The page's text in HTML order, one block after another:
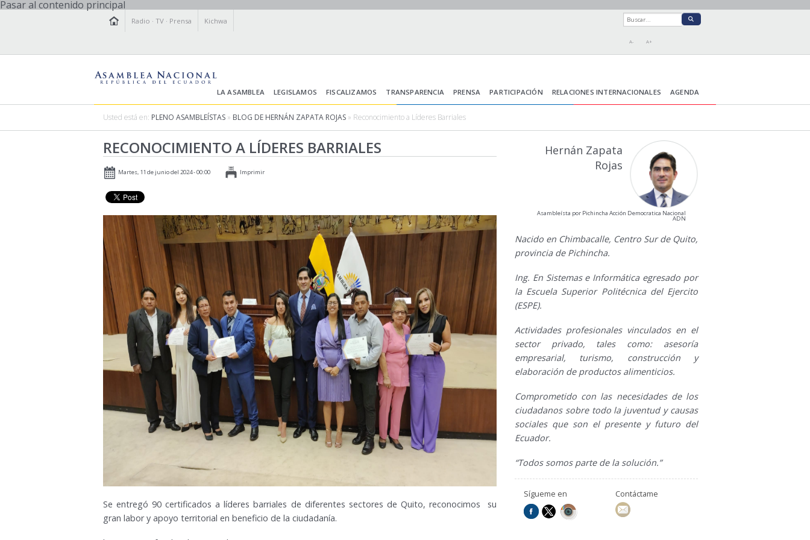
Pasar al contenido principal
Radio ·TV · Prensa Kichwa
A- A+
LA ASAMBLEA LEGISLAMOS FISCALIZAMOS TRANSPARENCIA PRENSA PARTICIPACIÓN RELACIONES INTERNACIONALES AGENDA
Usted está en: PLENO ASAMBLEÍSTAS » BLOG DE HERNÁN ZAPATA ROJAS » Reconocimiento a Líderes Barriales
RECONOCIMIENTO A LÍDERES BARRIALES
Martes, 11 de junio del 2024 - 00:00 Imprimir
Se entregó 90 certificados a líderes barriales de diferentes sectores de Quito, reconocimos su
gran labor y apoyo territorial en beneficio de la ciudadanía.
Hernán Zapata
Rojas
Asambleísta por Pichincha Acción Democratica Nacional
ADN
Nacido en Chimbacalle, Centro Sur de Quito,
provincia de Pichincha.
Ing. En Sistemas e Informática egresado por
la Escuela Superior Politécnica del Ejercito
(ESPE).
Actividades profesionales vinculados en el
sector privado, tales como: asesoría
empresarial, turismo, construcción y
elaboración de productos alimenticios.
Comprometido con las necesidades de los
ciudadanos sobre todo la juventud y causas
sociales que son el presente y futuro del
Ecuador.
“Todos somos parte de la solución.”
Sígueme en Contáctame